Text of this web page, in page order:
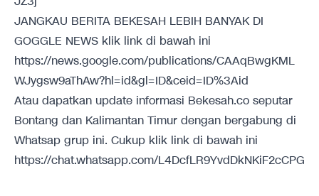
JANGKAU BERITA BEKESAH LEBIH BANYAK DI
GOGGLE NEWS klik link di bawah ini
https://news.google.com/publications/CAAqBwgKML
WJygsw9aThAw?hl=id&gl=ID&ceid=ID%3Aid
Atau dapatkan update informasi Bekesah.co seputar
Bontang dan Kalimantan Timur dengan bergabung di
Whatsap grup ini. Cukup klik link di bawah ini
https://chat.whatsapp.com/L4DcfLR9YvdDkNKiF2cCPG